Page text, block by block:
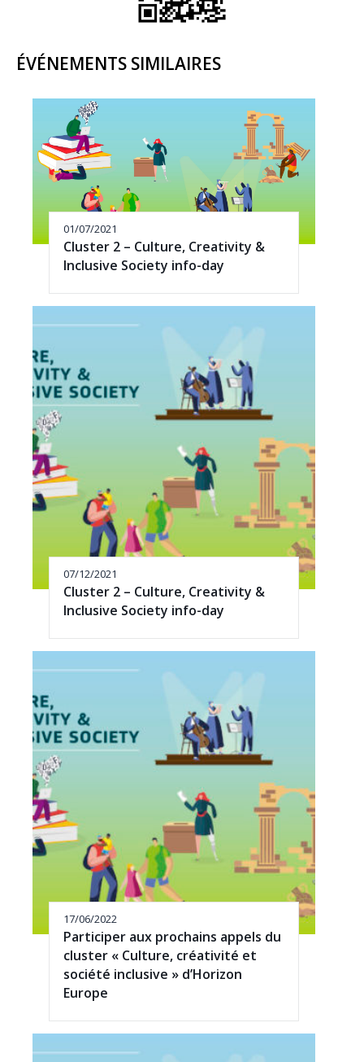
ÉVÉNEMENTS SIMILAIRES
01/07/2021
Cluster 2 – Culture, Creativity &
Inclusive Society info-day
07/12/2021
Cluster 2 – Culture, Creativity &
Inclusive Society info-day
17/06/2022
Participer aux prochains appels du
cluster « Culture, créativité et
société inclusive » d’Horizon
Europe